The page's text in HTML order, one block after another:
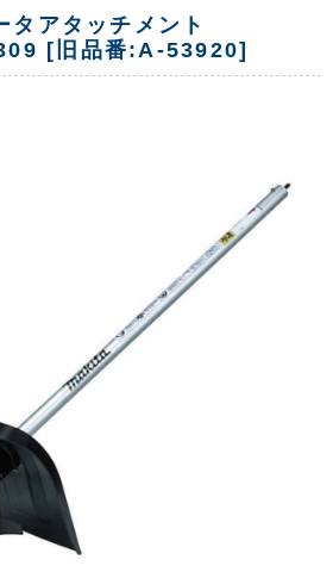
タアタッチメント
[旧品番:A-53920]